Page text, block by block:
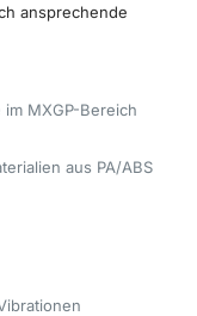
ansprechende
MXGP-Bereich
aus PA/ABS